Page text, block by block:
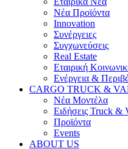
Νέα Προϊόντα
Innovation
Συνέργειες
Συγχωνεύσεις
Real Estate
Εταιρική
Ενέργεια &
CARGO TRUCK &
Νέα Μοντέλα
Ειδήσεις Truck &
Προϊόντα
Events
ABOUT US